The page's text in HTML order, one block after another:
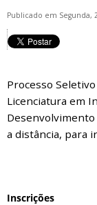
Publicado em Segunda,
Processo
Licenciatura em
Desenvolvimento
a distância, para
Inscrições